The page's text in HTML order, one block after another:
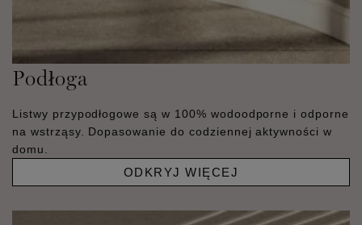
Podłoga
Listwy przypodłogowe są w 100% wodoodporne i odporne
na wstrząsy. Dopasowanie do codziennej aktywności w
domu.
ODKRYJ WIĘCEJ